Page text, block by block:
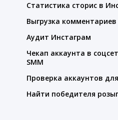
Статистика сторис в
Выгрузка
Аудит Инстаграм
Чекап аккаунта в
SMM
Проверка аккаунтов
Найти победителя